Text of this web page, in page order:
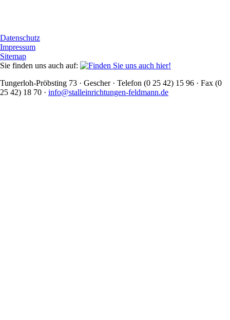
Datenschutz
Impressum
Sitemap
Sie finden uns auch auf:
Tungerloh-Pröbsting 73 · Gescher · Telefon (0 25 42) 15 96 · Fax (0
25 42) 18 70 · info@stalleinrichtungen-feldmann.de